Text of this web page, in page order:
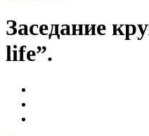
Заседание
life”.